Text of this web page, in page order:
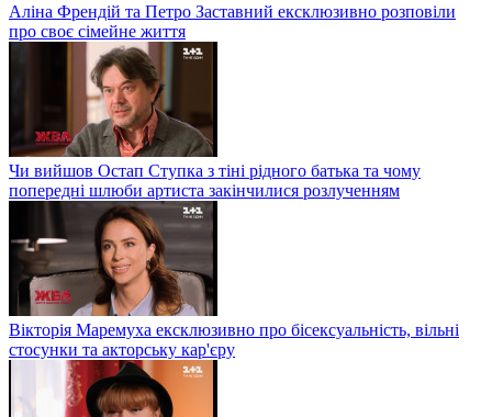
Аліна Френдій та Петро Заставний ексклюзивно розповіли
про своє сімейне життя
Чи вийшов Остап Ступка з тіні рідного батька та чому
попередні шлюби артиста закінчилися розлученням
Вікторія Маремуха ексклюзивно про бісексуальність, вільні
стосунки та акторську кар'єру